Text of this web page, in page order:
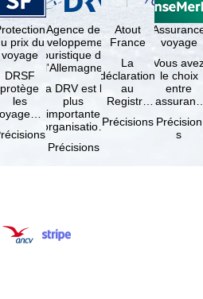
prix du
voyage
DRSF
protège
les
Agence de
développement
touristique de
l'Allemagne
La DRV est la
plus
importante
organisation
professionnels
Précisions
Atout
France
La
déclaration
au
Registre
Opérateurs
Précisions
voyage
Vous
le choix
entre
et
Précision
s